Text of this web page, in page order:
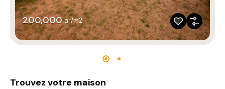
200,000 ar/m2
Trouvez votre maison